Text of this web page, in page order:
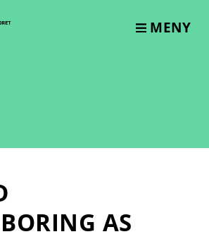
MENY
AS